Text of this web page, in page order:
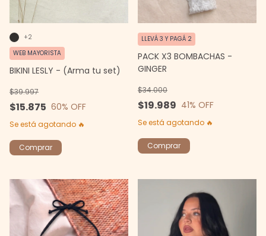
BIKINI LESLY - (Arma tu set)
$15.875
$39.997
60% OFF
WEB MAYORISTA
Se está agotando 🔥
+2
Comprar
PACK X3 BOMBACHAS -
GINGER
$19.989
$34.000
41% OFF
LLEVÁ 3 Y PAGÁ 2
Se está agotando 🔥
Comprar